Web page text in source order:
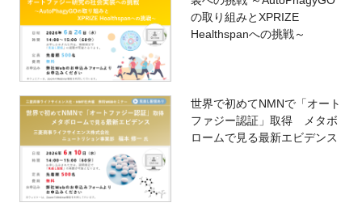
の取り組みとXPRIZE
Healthspanへの挑戦～
世界で初めてNMNで「オート
ファジー認証」取得 メタボ
ロームで見る最新エビデンス